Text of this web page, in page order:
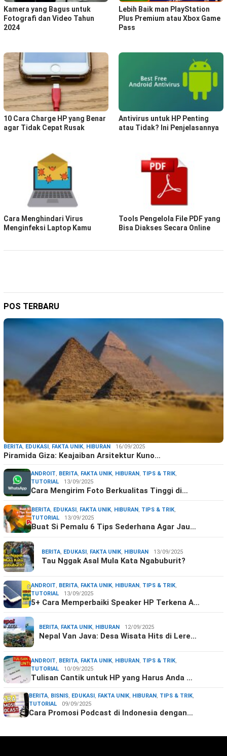
Kamera yang Bagus untuk
Fotografi dan Video Tahun
2024
Lebih Baik man PlayStation
Plus Premium atau Xbox Game
Pass
10 Cara Charge HP yang Benar
agar Tidak Cepat Rusak
Antivirus untuk HP Penting
atau Tidak? Ini Penjelasannya
Cara Menghindari Virus
Menginfeksi Laptop Kamu
Tools Pengelola File PDF yang
Bisa Diakses Secara Online
POS TERBARU
BERITA, EDUKASI , FAKTA UNIK, HIBURAN 16/09/2025
Piramida Giza: Keajaiban Arsitektur Kuno…
ANDROIT, BERITA, FAKTA UNIK, HIBURAN , TIPS & TRIK,
TUTORIAL
13/09/2025
Cara Mengirim Foto Berkualitas Tinggi di…
BERITA, EDUKASI , FAKTA UNIK, HIBURAN , TIPS & TRIK,
TUTORIAL
13/09/2025
Buat Si Pemalu 6 Tips Sederhana Agar Jau…
BERITA, EDUKASI , FAKTA UNIK, HIBURAN 13/09/2025
Tau Nggak Asal Mula Kata Ngabuburit?
ANDROIT, BERITA, FAKTA UNIK, HIBURAN , TIPS & TRIK,
TUTORIAL
13/09/2025
5+ Cara Memperbaiki Speaker HP Terkena A…
BERITA, FAKTA UNIK, HIBURAN 12/09/2025
Nepal Van Java: Desa Wisata Hits di Lere…
ANDROIT, BERITA, FAKTA UNIK, HIBURAN , TIPS & TRIK,
TUTORIAL
10/09/2025
Tulisan Cantik untuk HP yang Harus Anda …
BERITA, BISNIS, EDUKASI , FAKTA UNIK, HIBURAN , TIPS & TRIK,
TUTORIAL
09/09/2025
Cara Promosi Podcast di Indonesia dengan…